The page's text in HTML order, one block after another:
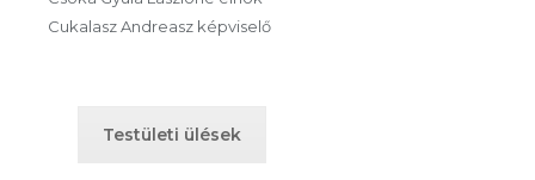
Cukalasz Andreasz képviselő
Testületi ülések